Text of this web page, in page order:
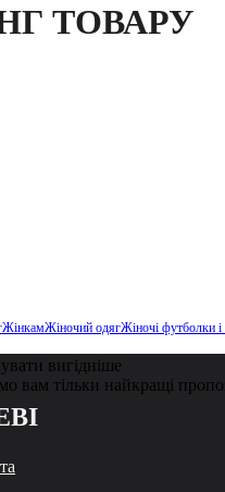
ТОВАРУ
ЖінкамЖіночий одягЖіночі футболки
вигідніше
вам тільки найкращі